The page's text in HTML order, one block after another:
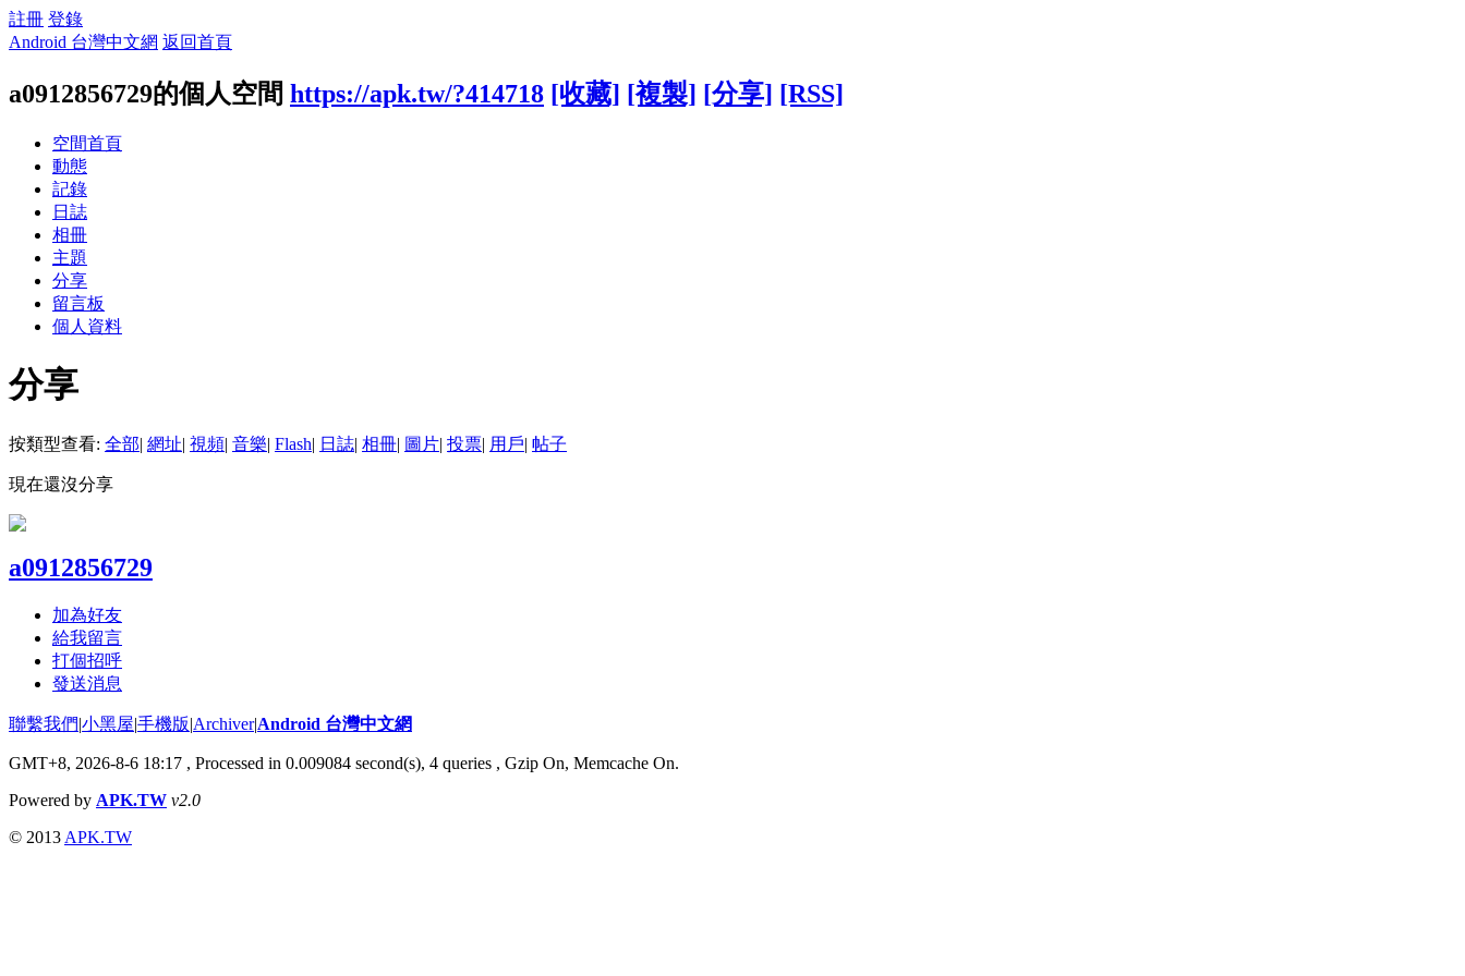
註冊 登錄
Android 台灣中文網 返回首頁
a0912856729的個人空間 https://apk.tw/?414718 [收藏] [複製] [分享] [RSS]
空間首頁
動態
記錄
日誌
相冊
主題
分享
留言板
個人資料
分享
按類型查看: 全部| 網址| 視頻| 音樂| Flash| 日誌| 相冊| 圖片| 投票| 用戶| 帖子
現在還沒分享
a0912856729
加為好友
給我留言
打個招呼
發送消息
聯繫我們|小黑屋|手機版|Archiver|Android 台灣中文網
GMT+8, 2026-8-6 18:17 , Processed in 0.009084 second(s), 4 queries , Gzip On, Memcache On.
Powered by APK.TW v2.0
© 2013 APK.TW